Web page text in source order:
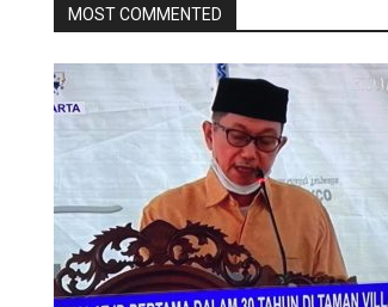
MOST COMMENTED